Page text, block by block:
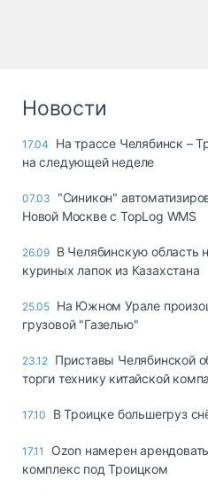
Новости
17.04
На трассе Челябинск –
на следующей неделе
07.03
"Синикон"
Новой Москве с TopLog WMS
26.09 В Челябинскую область
куриных лапок из Казахстана
25.05 На Южном Урале
грузовой "Газелью"
23.12 Приставы Челябинской
торги технику китайской
17.10 В Троицке большегруз
17.11
Ozon намерен
комплекс под Троицком